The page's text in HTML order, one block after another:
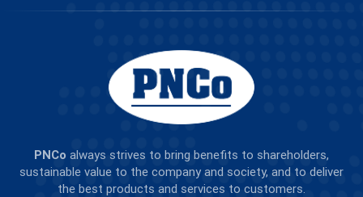
PNCo always strives to bring benefits to shareholders,
sustainable value to the company and society, and to deliver
the best products and services to customers.